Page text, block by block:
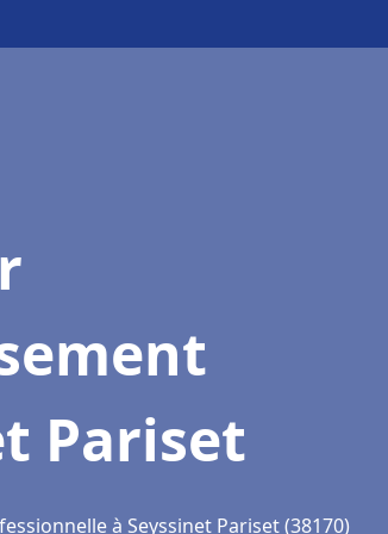
Pariset
à Seyssinet Pariset (38170)